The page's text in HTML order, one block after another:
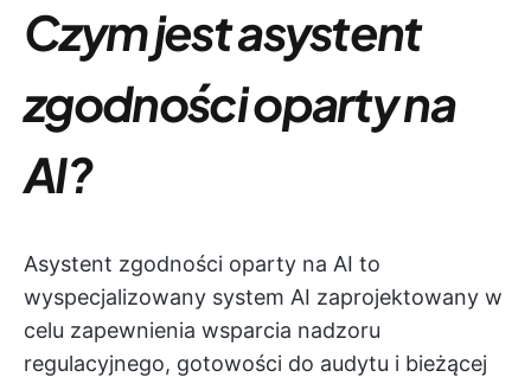
Czym jest asystent
zgodności oparty na
AI?
Asystent zgodności oparty na AI to
wyspecjalizowany system AI zaprojektowany w
celu zapewnienia wsparcia nadzoru
regulacyjnego, gotowości do audytu i bieżącej